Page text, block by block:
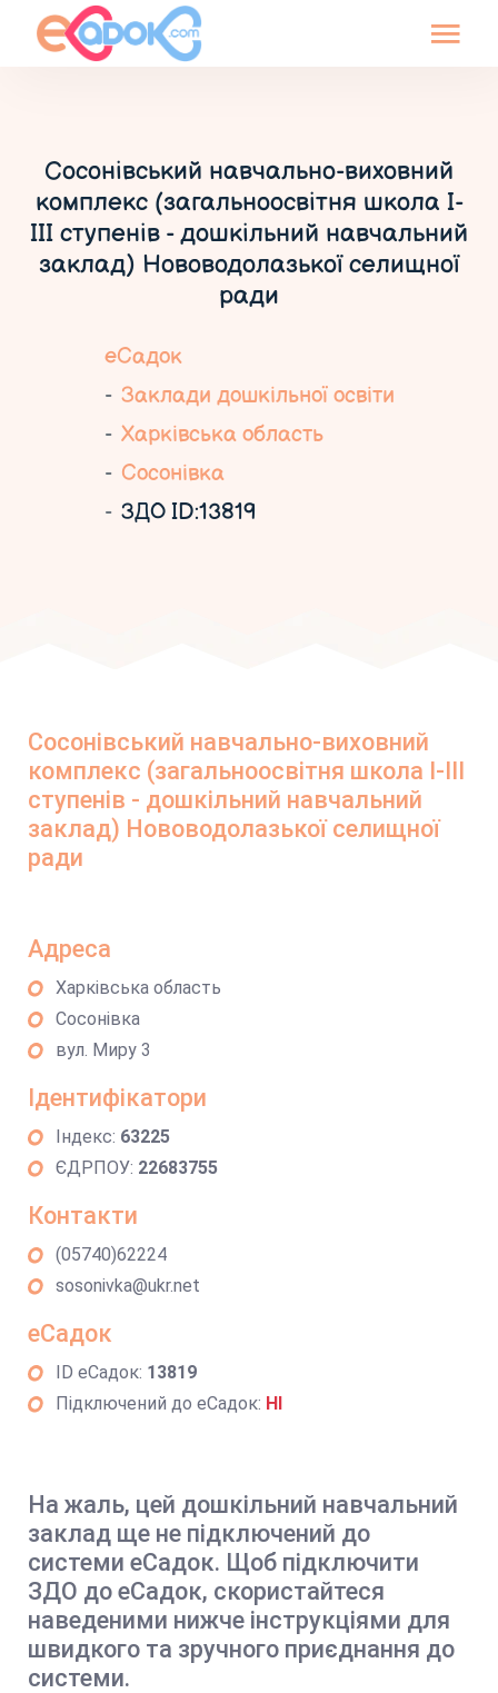
Сосонівський навчально-виховний
комплекс (загальноосвітня школа I-
III ступенів - дошкільний навчальний
заклад) Нововодолазької селищної
ради
еСадок
Заклади дошкільної освіти
Харківська область
Сосонівка
ЗДО ID:13819
Сосонівський навчально-виховний
комплекс (загальноосвітня школа I-III
ступенів - дошкільний навчальний
заклад) Нововодолазької селищної
ради
Адреса
Харківська область
Сосонівка
вул. Миру 3
Ідентифікатори
Індекс: 63225
ЄДРПОУ: 22683755
Контакти
(05740)62224
sosonivka@ukr.net
еСадок
ID еСадок: 13819
Підключений до еСадок: НІ
На жаль, цей дошкільний навчальний
заклад ще не підключений до
системи еСадок. Щоб підключити
ЗДО до еСадок, скористайтеся
наведеними нижче інструкціями для
швидкого та зручного приєднання до
системи.